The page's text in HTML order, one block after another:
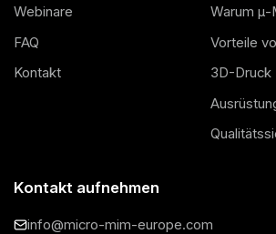
Webinare
FAQ
Kontakt
Warum μ-
Vorteile
3D-Druck
Kontakt aufnehmen
info@micro-mim-europe.com